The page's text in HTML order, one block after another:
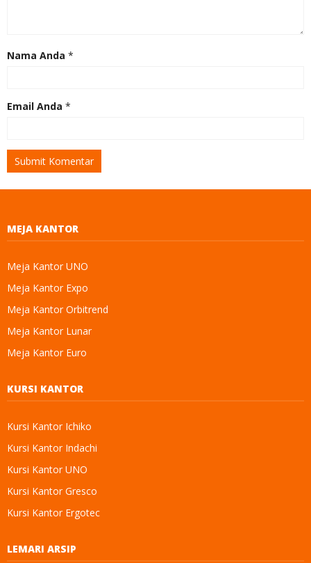
Nama Anda *
Email Anda *
MEJA KANTOR
Meja Kantor UNO
Meja Kantor Expo
Meja Kantor Orbitrend
Meja Kantor Lunar
Meja Kantor Euro
KURSI KANTOR
Kursi Kantor Ichiko
Kursi Kantor Indachi
Kursi Kantor UNO
Kursi Kantor Gresco
Kursi Kantor Ergotec
LEMARI ARSIP